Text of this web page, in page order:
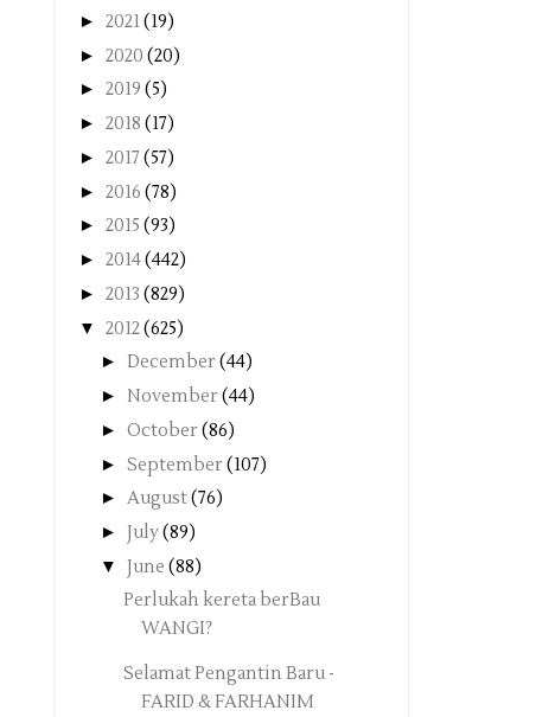
► 2021(19)
► 2020 (20)
► 2019 (5)
► 2018 (17)
► 2017 (57)
► 2016 (78)
► 2015 (93)
► 2014(442)
► 2013 (829)
▼ 2012(625)
► December(44)
► November(44)
► October(86)
► September(107)
► August(76)
► July(89)
▼ June (88)
Perlukah kereta berBau
WANGI?
Selamat Pengantin Baru -
FARID & FARHANIM